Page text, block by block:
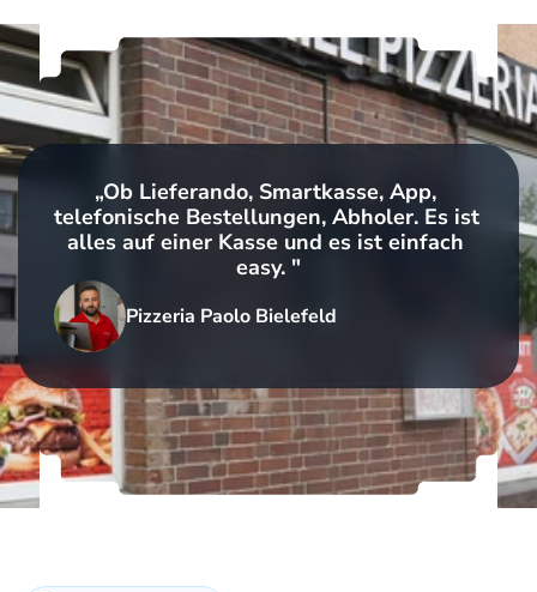
„Ob Lieferando, Smartkasse, App,
telefonische Bestellungen, Abholer. Es ist
alles auf einer Kasse und es ist einfach
easy. "
Pizzeria Paolo Bielefeld